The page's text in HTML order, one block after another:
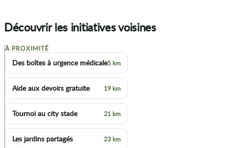
Découvrir les initiatives voisines
+
−
À PROXIMITÉ
Des boîtes à urgence médicale5 km
Aide aux devoirs gratuite 19 km
Tournoi au city stade 21 km
Les jardins partagés 23 km